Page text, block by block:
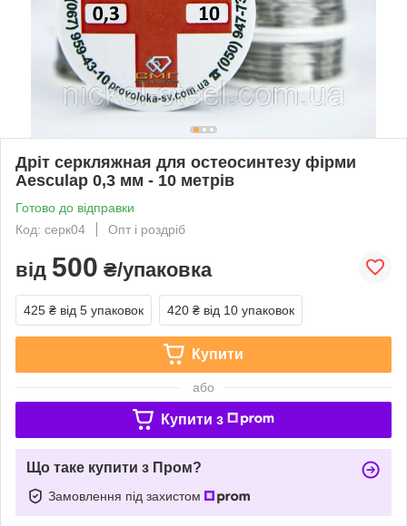
Дріт серкляжная для остеосинтезу фірми
Aesculap 0,3 мм - 10 метрів
Готово до відправки
Код: серк04
Опт і роздріб
від 500 ₴/упаковка
425 ₴ від 5 упаковок 420 ₴ від 10 упаковок
Купити
або
Купити з
Що таке купити з Пром?
Замовлення під захистом